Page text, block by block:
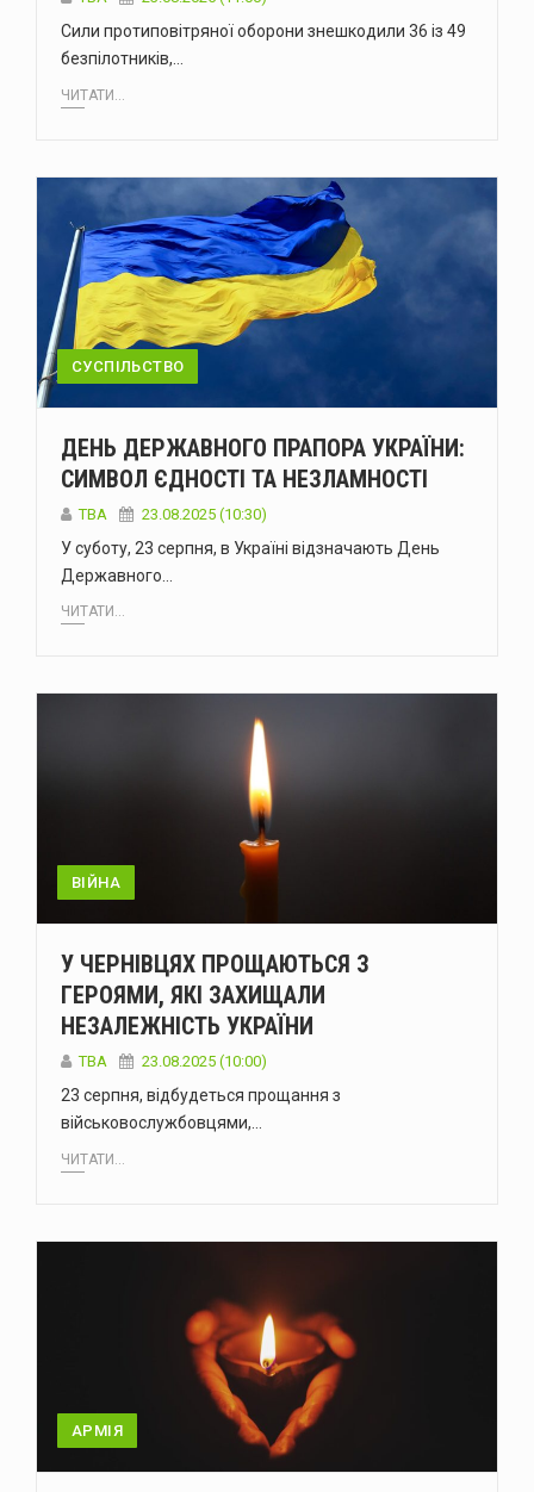
Сили протиповітряної оборони знешкодили 36 із 49
безпілотників,…
ЧИТАТИ...
СУСПІЛЬСТВО
ДЕНЬ ДЕРЖАВНОГО ПРАПОРА УКРАЇНИ:
СИМВОЛ ЄДНОСТІ ТА НЕЗЛАМНОСТІ
ТВА 23.08.2025 (10:30)
У суботу, 23 серпня, в Україні відзначають День
Державного…
ЧИТАТИ...
ВІЙНА
У ЧЕРНІВЦЯХ ПРОЩАЮТЬСЯ З
ГЕРОЯМИ, ЯКІ ЗАХИЩАЛИ
НЕЗАЛЕЖНІСТЬ УКРАЇНИ
ТВА 23.08.2025 (10:00)
23 серпня, відбудеться прощання з
військовослужбовцями,…
ЧИТАТИ...
АРМІЯ